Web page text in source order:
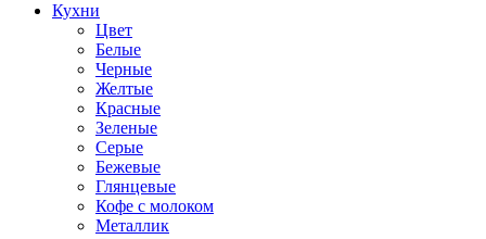
Кухни
Цвет
Белые
Черные
Желтые
Красные
Зеленые
Серые
Бежевые
Глянцевые
Кофе с молоком
Металлик